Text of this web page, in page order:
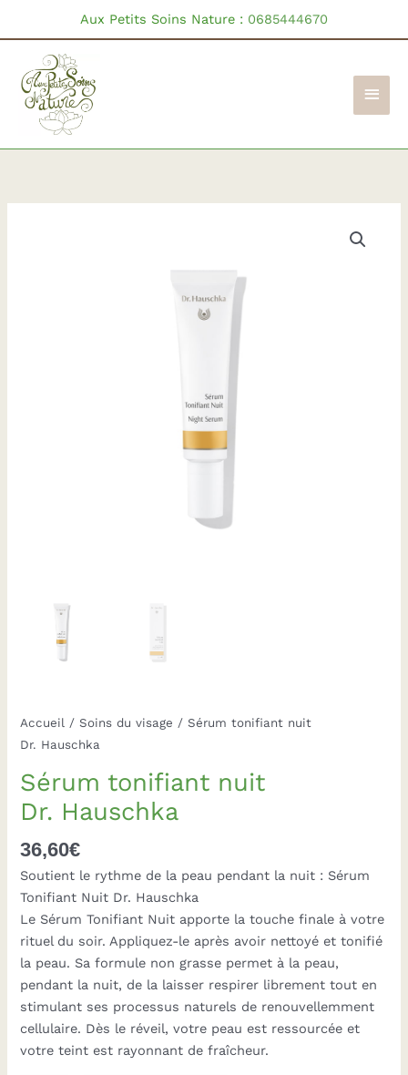
contenu
Aux Petits Soins Nature : 0685444670
Accueil /Soins du visage / Sérum tonifiant nuit
Dr. Hauschka
Sérum tonifiant nuit
Dr. Hauschka
36,60€
Soutient le rythme de la peau pendant la nuit : Sérum
Tonifiant Nuit Dr. Hauschka
Le Sérum Tonifiant Nuit apporte la touche finale à votre
rituel du soir. Appliquez-le après avoir nettoyé et tonifié
la peau. Sa formule non grasse permet à la peau,
pendant la nuit, de la laisser respirer librement tout en
stimulant ses processus naturels de renouvellemment
cellulaire. Dès le réveil, votre peau est ressourcée et
votre teint est rayonnant de fraîcheur.